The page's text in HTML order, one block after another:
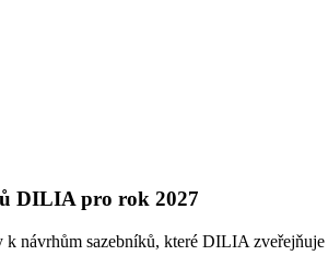
DILIA pro rok 2027
k návrhům sazebníků, které DILIA zveřejňuje